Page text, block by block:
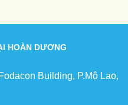
HOÀN DƯƠNG
Building, P.Mộ Lao,